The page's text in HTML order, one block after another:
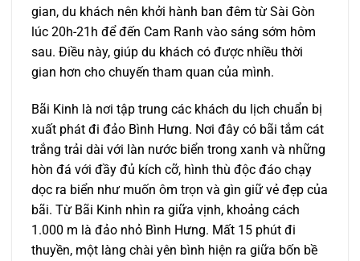
gian, du khách nên khởi hành ban đêm từ Sài Gòn
lúc 20h-21h để đến Cam Ranh vào sáng sớm hôm
sau. Điều này, giúp du khách có được nhiều thời
gian hơn cho chuyến tham quan của mình.
Bãi Kinh là nơi tập trung các khách du lịch chuẩn bị
xuất phát đi đảo Bình Hưng. Nơi đây có bãi tắm cát
trắng trải dài với làn nước biển trong xanh và những
hòn đá với đầy đủ kích cỡ, hình thù độc đáo chạy
dọc ra biển như muốn ôm trọn và gìn giữ vẻ đẹp của
bãi. Từ Bãi Kinh nhìn ra giữa vịnh, khoảng cách
1.000 m là đảo nhỏ Bình Hưng. Mất 15 phút đi
thuyền, một làng chài yên bình hiện ra giữa bốn bề